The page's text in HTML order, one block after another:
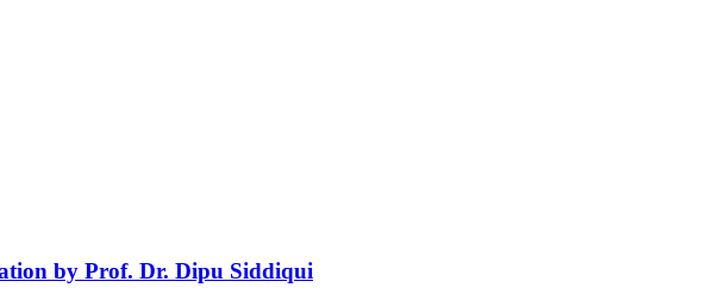
by Prof. Dr. Dipu Siddiqui